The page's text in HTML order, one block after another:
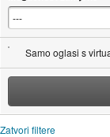
Samo oglasi s
Zatvori filtere